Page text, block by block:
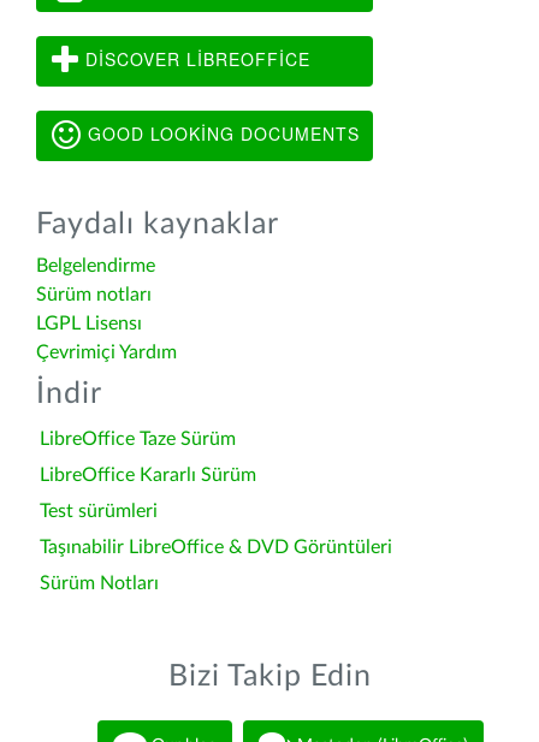
DISCOVER LIBREOFFICE
GOOD LOOKING DOCUMENTS
Faydalı kaynaklar
Belgelendirme
Sürüm notları
LGPL Lisensı
Çevrimiçi Yardım
İndir
LibreOffice Taze Sürüm
LibreOffice Kararlı Sürüm
Test sürümleri
Taşınabilir LibreOffice & DVD Görüntüleri
Sürüm Notları
Bizi Takip Edin